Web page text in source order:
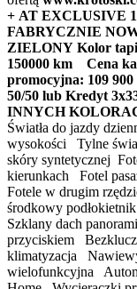
+ AT EXCLUSIVE
FABRYCZNIE
ZIELONY Kolor
150000 km
Cena
promocyjna: 109 900
50/50 lub Kredyt
INNYCH
Światła do jazdy
wysokości Tylne
skóry syntetycznej
kierunkach Fotel
Fotele w drugim
środkowy
Szklany dach
przyciskiem
klimatyzacja
wielofunkcyjna